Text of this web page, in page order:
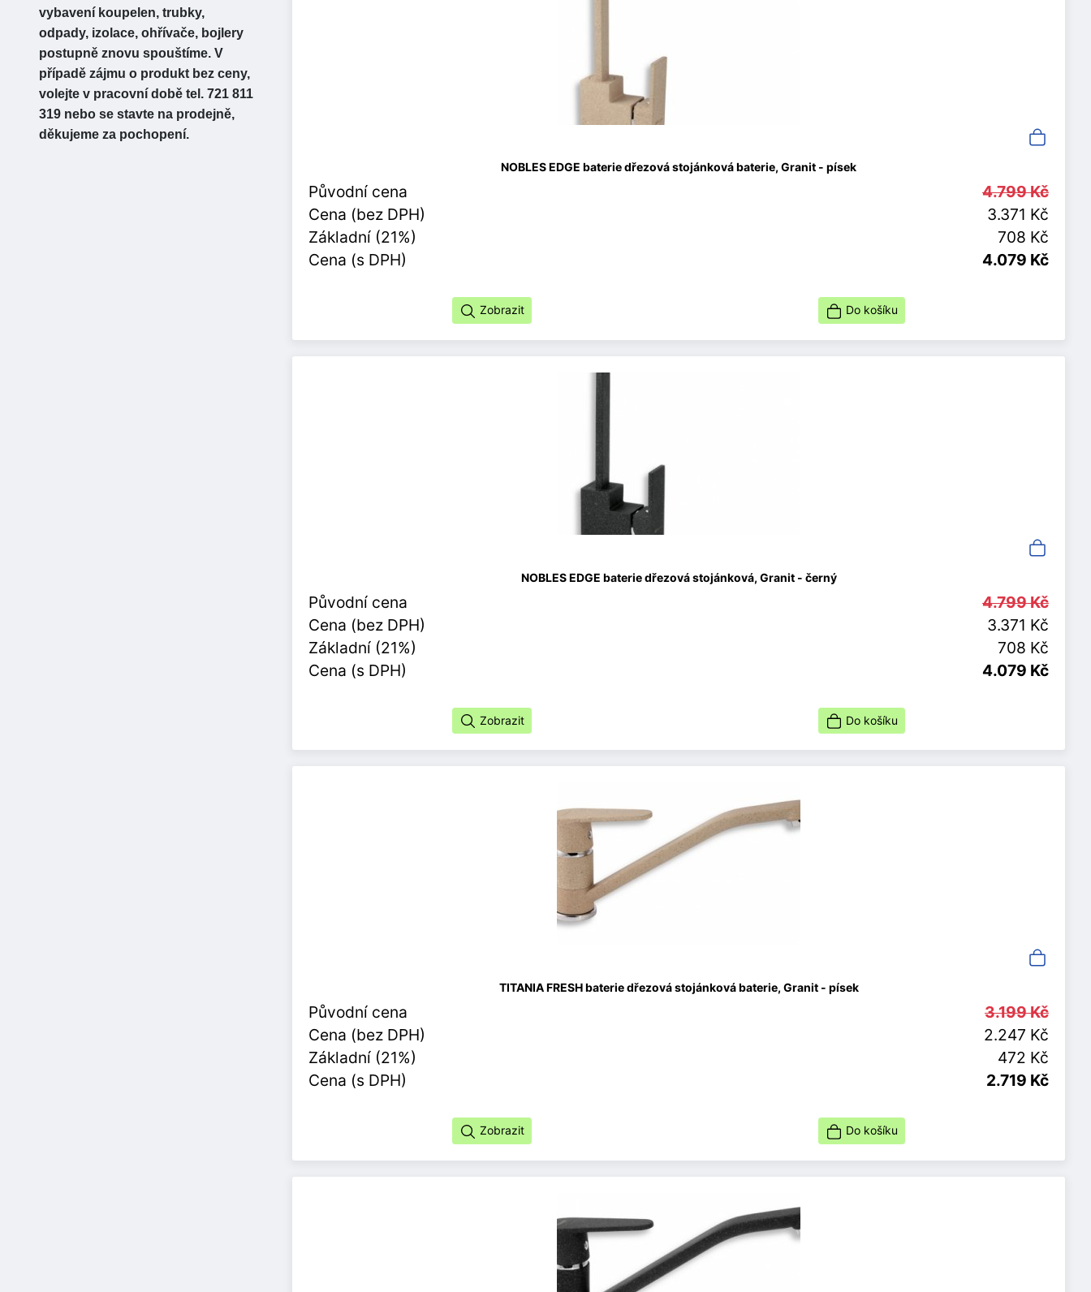
vybavení koupelen, trubky,
odpady, izolace, ohřívače, bojlery
postupně znovu spouštíme. V
případě zájmu o produkt bez ceny,
volejte v pracovní době tel. 721 811
319 nebo se stavte na prodejně,
děkujeme za pochopení.
NOBLES EDGE baterie dřezová stojánková baterie, Granit - písek
Původní cena
4.799 Kč
Cena (bez DPH)
3.371 Kč
Základní (21%)
708 Kč
Cena (s DPH)
4.079 Kč
Zobrazit Do košíku
NOBLES EDGE baterie dřezová stojánková, Granit - černý
Původní cena
4.799 Kč
Cena (bez DPH)
3.371 Kč
Základní (21%)
708 Kč
Cena (s DPH)
4.079 Kč
Zobrazit Do košíku
TITANIA FRESH baterie dřezová stojánková baterie, Granit - písek
Původní cena
3.199 Kč
Cena (bez DPH)
2.247 Kč
Základní (21%)
472 Kč
Cena (s DPH)
2.719 Kč
Zobrazit Do košíku